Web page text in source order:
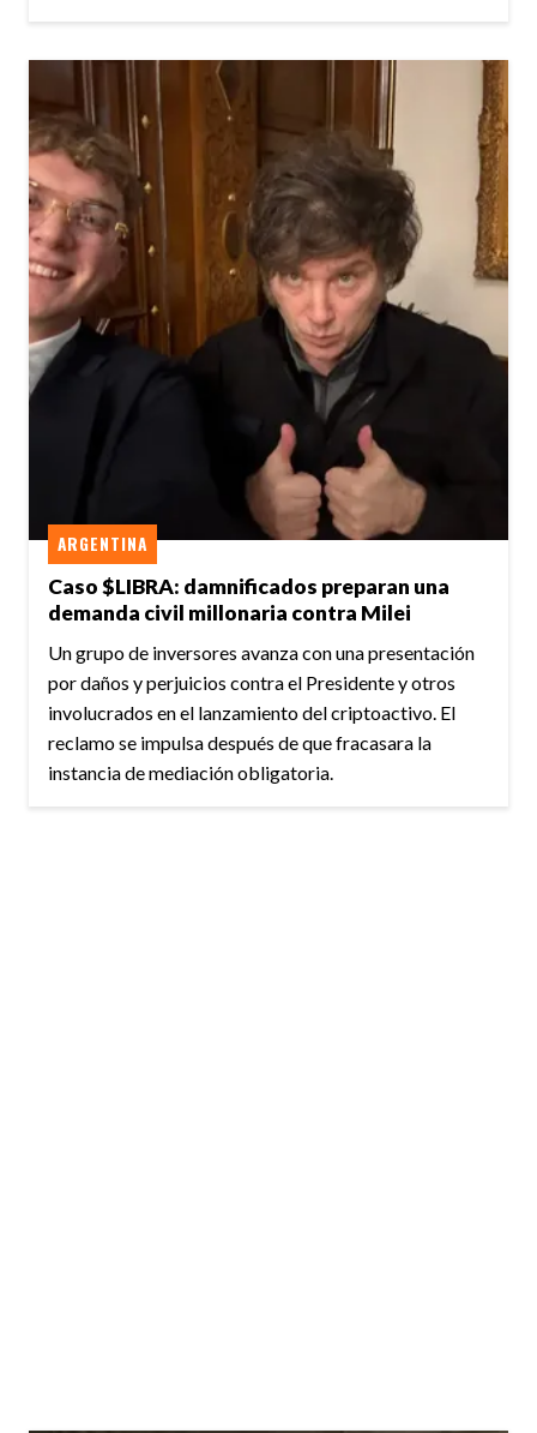
Caso $LIBRA: damnificados preparan una
demanda civil millonaria contra Milei
ARGENTINA
Un grupo de inversores avanza con una presentación
por daños y perjuicios contra el Presidente y otros
involucrados en el lanzamiento del criptoactivo. El
reclamo se impulsa después de que fracasara la
instancia de mediación obligatoria.